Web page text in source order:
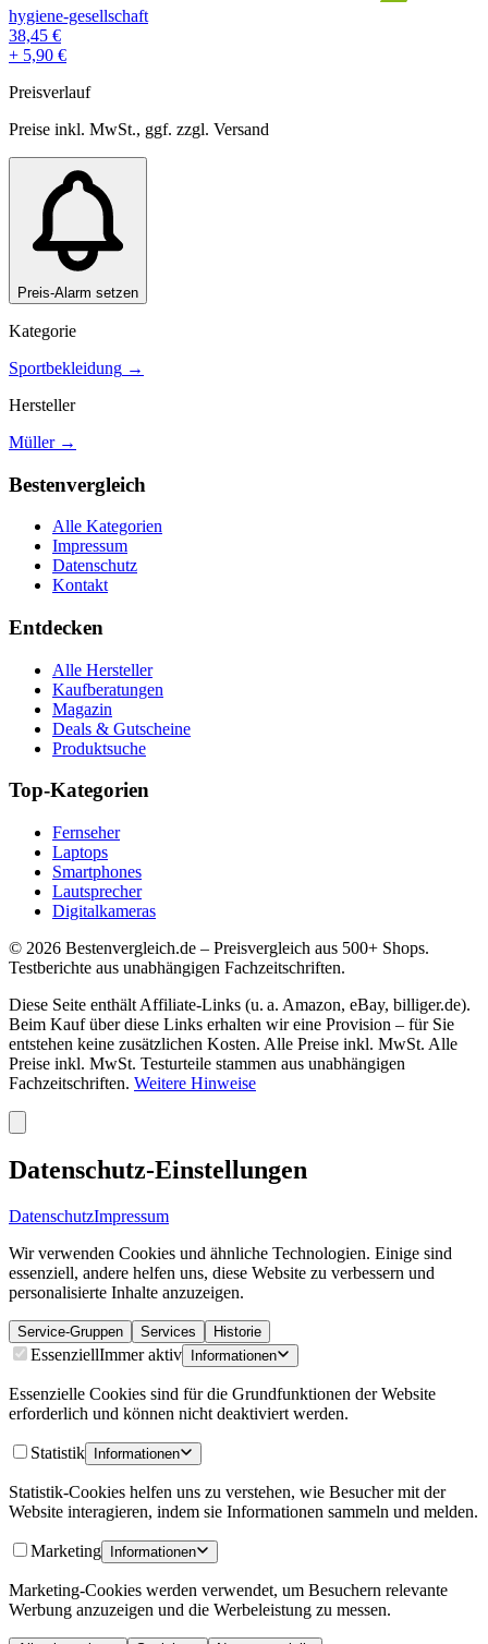
hygiene-gesellschaft
38,45 €
+ 5,90 €
Preisverlauf
Preise inkl. MwSt., ggf. zzgl. Versand
Preis-Alarm setzen
Kategorie
Sportbekleidung →
Hersteller
Müller→
Bestenvergleich
Alle Kategorien
Impressum
Datenschutz
Kontakt
Entdecken
Alle Hersteller
Kaufberatungen
Magazin
Deals & Gutscheine
Produktsuche
Top-Kategorien
Fernseher
Laptops
Smartphones
Lautsprecher
Digitalkameras
© 2026 Bestenvergleich.de – Preisvergleich aus 500+ Shops.
Testberichte aus unabhängigen Fachzeitschriften.
Diese Seite enthält Affiliate-Links (u. a. Amazon, eBay, billiger.de).
Beim Kauf über diese Links erhalten wir eine Provision – für Sie
entstehen keine zusätzlichen Kosten. Alle Preise inkl. MwSt. Alle
Preise inkl. MwSt. Testurteile stammen aus unabhängigen
Fachzeitschriften. Weitere Hinweise
Datenschutz-Einstellungen
DatenschutzImpressum
Wir verwenden Cookies und ähnliche Technologien. Einige sind
essenziell, andere helfen uns, diese Website zu verbessern und
personalisierte Inhalte anzuzeigen.
Service-Gruppen Services Historie
EssenziellImmer aktiv Informationen
Essenzielle Cookies sind für die Grundfunktionen der Website
erforderlich und können nicht deaktiviert werden.
Statistik Informationen
Statistik-Cookies helfen uns zu verstehen, wie Besucher mit der
Website interagieren, indem sie Informationen sammeln und melden.
Marketing Informationen
Marketing-Cookies werden verwendet, um Besuchern relevante
Werbung anzuzeigen und die Werbeleistung zu messen.